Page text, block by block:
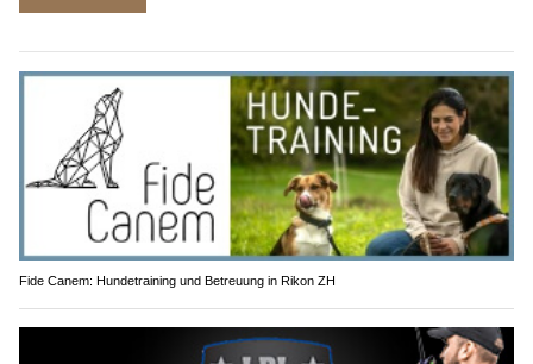
Fide Canem: Hundetraining und Betreuung in Rikon ZH